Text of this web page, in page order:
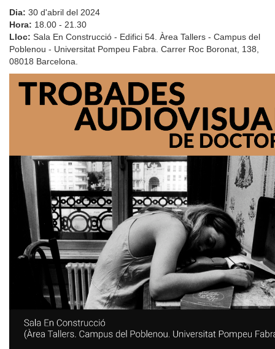
Dia: 30 d'abril del 2024
Hora: 18.00 - 21.30
Lloc: Sala En Construcció - Edifici 54. Àrea Tallers - Campus del
Poblenou - Universitat Pompeu Fabra. Carrer Roc Boronat, 138,
08018 Barcelona.